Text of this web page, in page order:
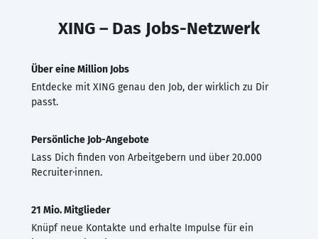
XING – Das Jobs-Netzwerk
Über eine Million Jobs
Entdecke mit XING genau den Job, der wirklich zu Dir
passt.
Persönliche Job-Angebote
Lass Dich finden von Arbeitgebern und über 20.000
Recruiter·innen.
21 Mio. Mitglieder
Knüpf neue Kontakte und erhalte Impulse für ein